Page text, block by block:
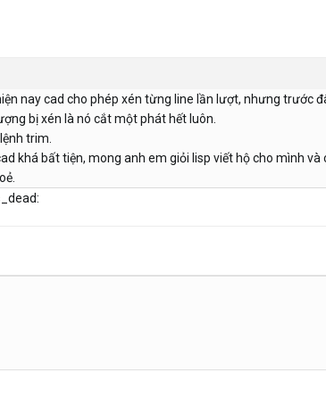
nay cad cho phép xén từng line lần lượt, nhưng trước
bị xén là nó cắt một phát hết luôn.
trim.
khá bất tiện, mong anh em giỏi lisp viết hộ cho mình và